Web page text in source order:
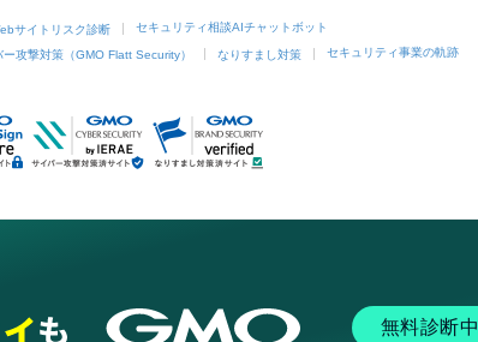
サイトリスク診断 セキュリティ相談AIチャットボット
ー攻撃対策（GMO Flatt Security） なりすまし対策 セキュリティ事業の軌跡
無料診断中